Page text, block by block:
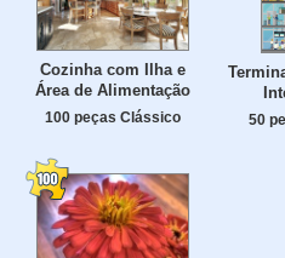
Cozinha com Ilha e
Área de Alimentação
100 peças Clássico 50